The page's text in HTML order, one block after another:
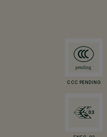
CCC PENDING